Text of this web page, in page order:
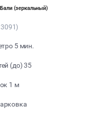
(зеркальный)
3091)
5 мин.
(до) 35
1 м